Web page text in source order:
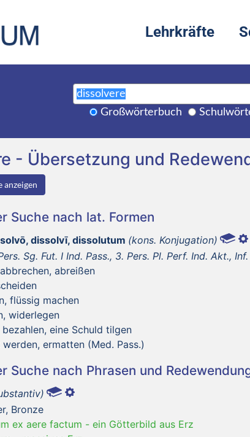
Lehrkräfte
Großwörterbuch
- Übersetzung und
anzeigen
Suche nach lat. Formen
dissolvī, dissolutum (kons. Konjugation)
Sg. Fut. I Ind. Pass., 3. Pers. Pl. Perf. Ind. Akt.,
abreißen
flüssig machen
widerlegen
eine Schuld tilgen
ermatten (Med. Pass.)
Suche nach Phrasen und
Bronze
ex aere factum - ein Götterbild aus Erz